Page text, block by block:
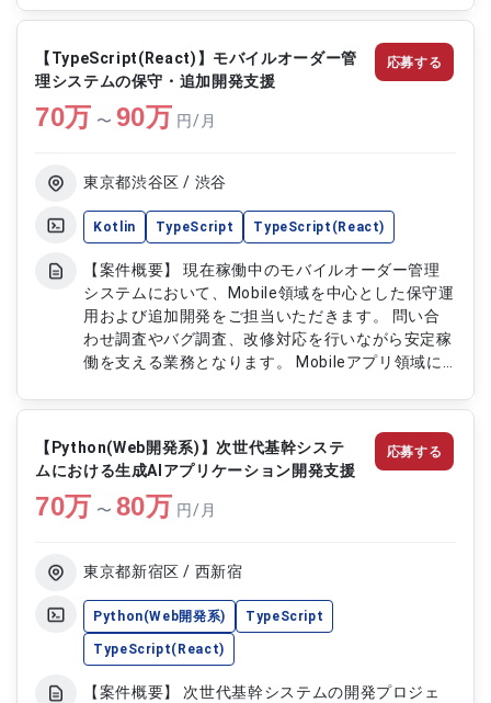
ます。 【作業内容】 ・証券システムの保守および
運用開発を実施します ・既存機能の改修や不具合
対応を行います ・Java（Struts）を用いた開発お
よびテストを実施します ・運用に伴う調査や問い
合わせ対応を行います ・チームメンバーと連携し
ながら開発業務を進めます
【TypeScript(React)】モバイルオーダー管
理システムの保守・追加開発支援
70万 〜 90万 円/月
東京都渋谷区 / 渋谷
Kotlin TypeScript TypeScript(React)
【案件概要】 現在稼働中のモバイルオーダー管理
システムにおいて、Mobile領域を中心とした保守運
用および追加開発をご担当いただきます。 問い合
わせ調査やバグ調査、改修対応を行いながら安定稼
働を支える業務となります。 Mobileアプリ領域に
す。 KotlinおよびTypeScriptを用いたハイブリッ
い合わせ内容の調査をご担当いただきます ・バグ
調査および不具合改修を実施いただきます ・既存
機能の改善対応をご担当いただきます ・Mobileア
プリ領域における開発品質向上支援を実施いただき
ッドアプリ開発をご担当いただきます
応募する
【Python(Web開発系)】次世代基幹システ
ムにおける生成AIアプリケーション開発支援
70万 〜 80万 円/月
東京都新宿区 / 西新宿
Python(Web開発系) TypeScript
TypeScript(React)
【案件概要】 次世代基幹システムの開発プロジェ
応募する